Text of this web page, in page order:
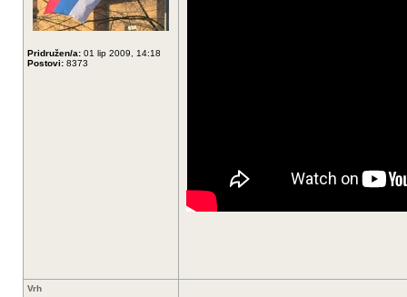
Pridružen/a: 01 lip 2009, 14:18
Postovi: 8373
Vrh